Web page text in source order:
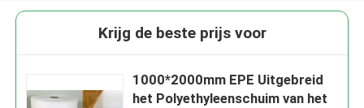
Krijg de beste prijs voor
1000*2000mm EPE Uitgebreid
het Polyethyleenschuim van het